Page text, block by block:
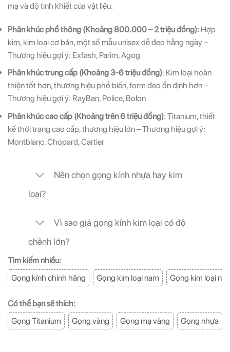
mạ và độ tinh khiết của vật liệu.
Phân khúc phổ thông (Khoảng 800.000 – 2 triệu đồng): Hợp
kim, kim loại cơ bản, một số mẫu unisex dễ đeo hằng ngày –
Thương hiệu gợi ý: Exfash, Parim, Agog
Phân khúc trung cấp (Khoảng 3-6 triệu đồng): Kim loại hoàn
thiện tốt hơn, thương hiệu phổ biến, form đeo ổn định hơn –
Thương hiệu gợi ý: RayBan, Police, Bolon
Phân khúc cao cấp (Khoảng trên 6 triệu đồng): Titanium, thiết
kế thời trang cao cấp, thương hiệu lớn – Thương hiệu gợi ý:
Montblanc, Chopard, Cartier
Nên chọn gọng kính nhựa hay kim
loại?
Vì sao giá gọng kính kim loại có độ
chênh lớn?
Tìm kiếm nhiều:
Gọng kính chính hãng
Gọng kim loại nam Gọng kim loại nữ
Có thể bạn sẽ thích:
Gọng Titanium
Gọng vàng Gọng mạ vàng Gọng nhựa